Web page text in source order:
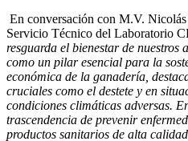
En conversación con M.V.
Servicio Técnico del Laboratorio
resguarda el bienestar de nuestros
como un pilar esencial para la
económica de la ganadería,
cruciales como el destete y en
condiciones climáticas adversas.
trascendencia de prevenir
productos sanitarios de alta